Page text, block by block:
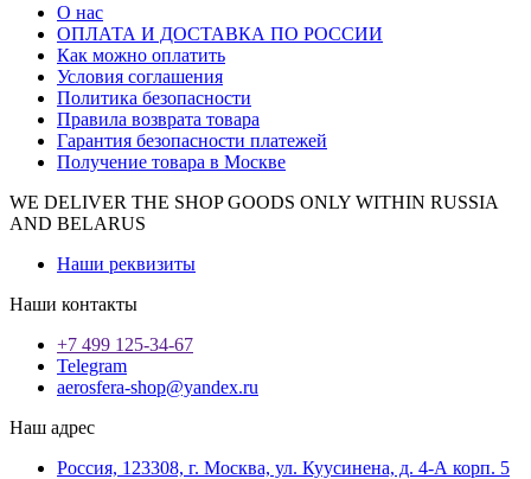
О нас
ОПЛАТА И ДОСТАВКА ПО РОССИИ
Как можно оплатить
Условия соглашения
Политика безопасности
Правила возврата товара
Гарантия безопасности платежей
Получение товара в Москве
WE DELIVER THE SHOP GOODS ONLY WITHIN RUSSIA
AND BELARUS
Наши реквизиты
Наши контакты
+7 499 125-34-67
Telegram
aerosfera-shop@yandex.ru
Наш адрес
Россия, 123308, г. Москва, ул. Куусинена, д. 4-А корп. 5